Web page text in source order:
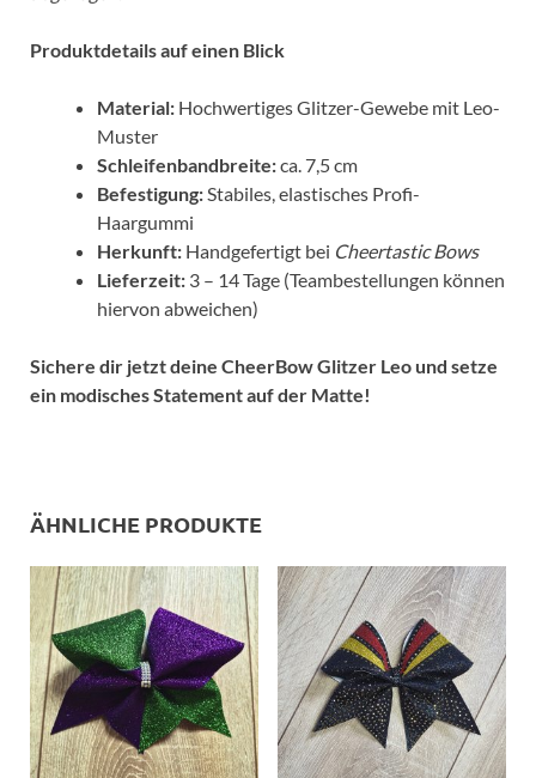
Produktdetails auf einen Blick
Material: Hochwertiges Glitzer-Gewebe mit Leo-
Muster
Schleifenbandbreite:ca. 7,5 cm
Befestigung:Stabiles, elastisches Profi-
Haargummi
Herkunft: Handgefertigt bei Cheertastic Bows
Lieferzeit: 3 – 14 Tage (Teambestellungen können
hiervon abweichen)
Sichere dir jetzt deine CheerBow Glitzer Leo und setze
ein modisches Statement auf der Matte!
ÄHNLICHE PRODUKTE